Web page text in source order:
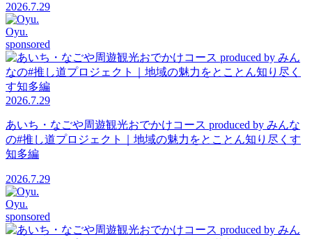
2026.7.29
Oyu.
sponsored
2026.7.29
あいち・なごや周遊観光おでかけコース produced by みんな
の#推し道プロジェクト｜地域の魅力をとことん知り尽くす
知多編
2026.7.29
Oyu.
sponsored